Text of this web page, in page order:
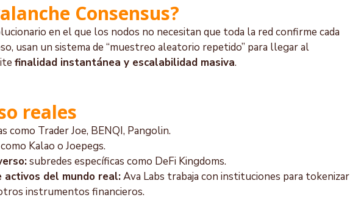
Consensus?
en el que los nodos no necesitan que toda la red confirme cada
usan un sistema de “muestreo aleatorio repetido” para llegar al
finalidad instantánea y escalabilidad masiva.
reales
como Trader Joe, BENQI, Pangolin.
Kalao o Joepegs.
subredes específicas como DeFi Kingdoms.
activos del mundo real: Ava Labs trabaja con instituciones para tokenizar
instrumentos financieros.